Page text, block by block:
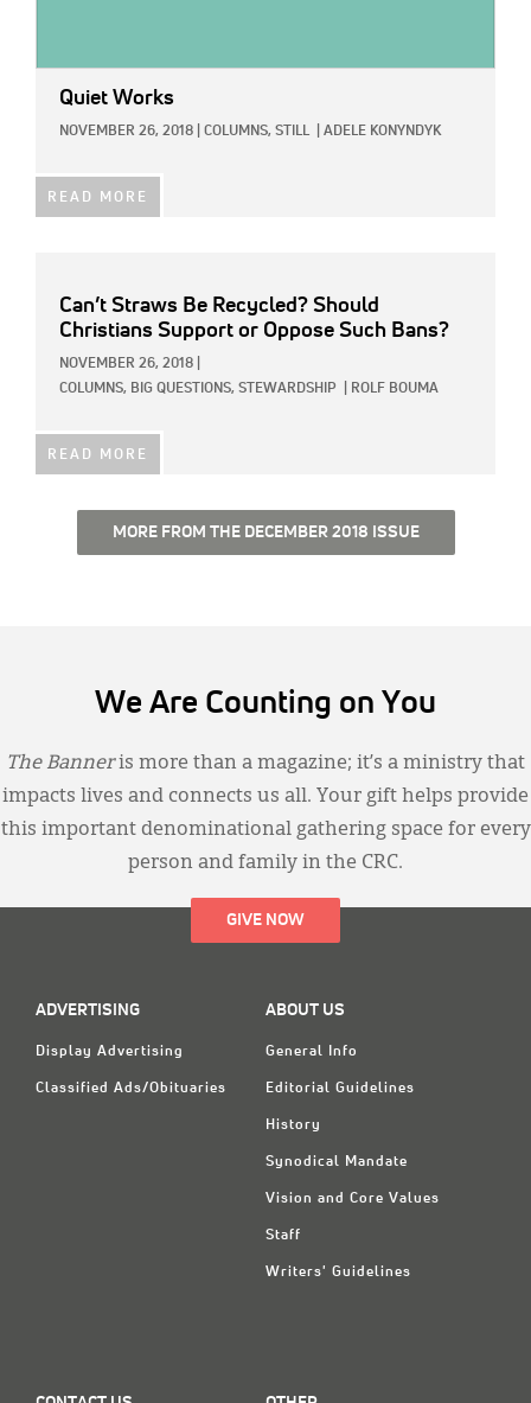
Quiet Works
NOVEMBER 26, 2018 COLUMNS, STILL ADELE KONYNDYK
READ MORE
Can’t Straws Be Recycled? Should
Christians Support or Oppose Such Bans?
NOVEMBER 26, 2018
COLUMNS, BIG QUESTIONS, STEWARDSHIP ROLF BOUMA
READ MORE
MORE FROM THE DECEMBER 2018 ISSUE
We Are Counting on You
The Banneris more than a magazine; it’s a ministry that
impacts lives and connects us all. Your gift helps provide
this important denominational gathering space for every
person and family in the CRC.
GIVE NOW
ADVERTISING
Display Advertising
Classified Ads/Obituaries
ABOUT US
General Info
Editorial Guidelines
History
Synodical Mandate
Vision and Core Values
Staff
Writers' Guidelines